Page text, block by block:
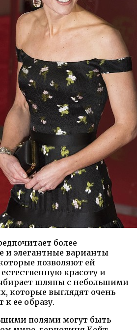
более
элегантные варианты
позволяют ей
красоту и
шляпы с небольшими
которые выглядят очень
ее образу.
полями могут быть